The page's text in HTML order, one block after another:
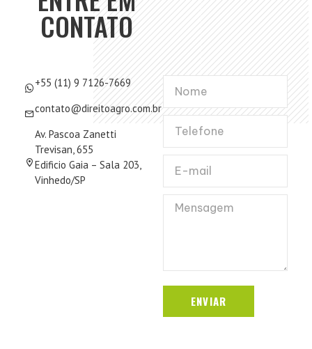
CONTATO
+55 (11) 9 7126-7669
contato@direitoagro.com.br
Av. Pascoa Zanetti
Trevisan, 655
Edificio Gaia – Sala 203,
Vinhedo/SP
ENVIAR